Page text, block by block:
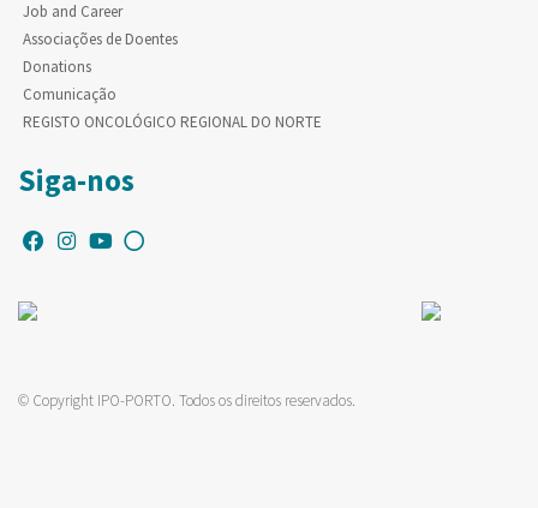
Job and Career
Associações de Doentes
Donations
Comunicação
REGISTO ONCOLÓGICO REGIONAL DO NORTE
Siga-nos
© Copyright IPO-PORTO. Todos os direitos reservados.